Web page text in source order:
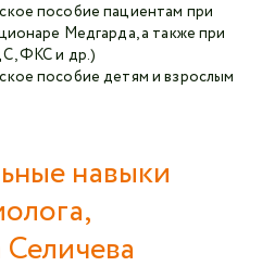
пособие пациентам при
Медгарда, а также при
ФКС и др.)
пособие детям и взрослым
навыки
не
данных СМК «Медгард»